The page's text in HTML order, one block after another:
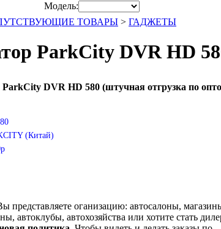
Модель:
ТОВАРЫ > ГАДЖЕТЫ
ParkCity DVR HD
DVR HD 580 (штучная отгрузка по
(Китай)
представляете оганизацию: автосалоны,
автоклубы, автохозяйства или хотите стать